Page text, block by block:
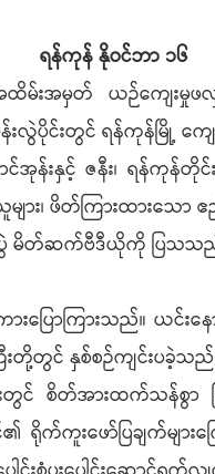
ရန်ကုန် နိုဝင်ဘာ ၁၆
းအမှတ် ယဉ်ကျေးမှုဖ
ပိုင်းတွင် ရန်ကုန်မြို့ က
န်းနှင့် ဇနီး၊ ရန်ကုန်တိုင်
း၊ ဖိတ်ကြားထားသေ
င့်ပွဲ မိတ်ဆက်ဗီဒီယိုကို ပြသသ
ပြောကြားသည်။ ယင်
တွင် နှစ်စဉ်ကျင်းပခဲ့သည်
ထက်သန်စွာ ကြည့်ရှုအာ
ာ်ပြချက်များကြော